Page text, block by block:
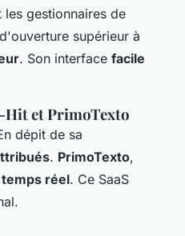
les gestionnaires de
supérieur à
. Son interface facile
et PrimoTexto
dépit de sa
. PrimoTexto,
réel. Ce SaaS